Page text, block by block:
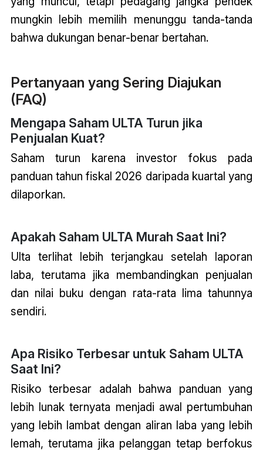
mungkin lebih memilih menunggu tanda-tanda
bahwa dukungan benar-benar bertahan.
Pertanyaan yang Sering Diajukan
(FAQ)
Mengapa Saham ULTA Turun jika
Penjualan Kuat?
Saham turun karena investor fokus pada
panduan tahun fiskal 2026 daripada kuartal yang
dilaporkan.
Apakah Saham ULTA Murah Saat Ini?
Ulta terlihat lebih terjangkau setelah laporan
laba, terutama jika membandingkan penjualan
dan nilai buku dengan rata-rata lima tahunnya
sendiri.
Apa Risiko Terbesar untuk Saham ULTA
Saat Ini?
Risiko terbesar adalah bahwa panduan yang
lebih lunak ternyata menjadi awal pertumbuhan
yang lebih lambat dengan aliran laba yang lebih
lemah, terutama jika pelanggan tetap berfokus